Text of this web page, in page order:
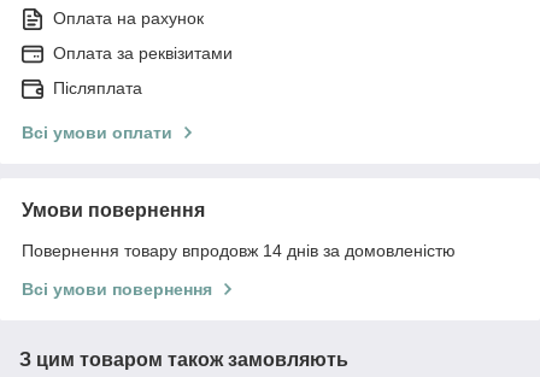
Оплата на рахунок
Оплата за реквізитами
Післяплата
Всі умови оплати
Умови повернення
Повернення товару впродовж 14 днів за домовленістю
Всі умови повернення
З цим товаром також замовляють